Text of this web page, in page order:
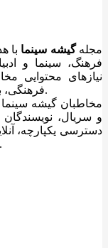
مجلهگیشه سینما با
فرهنگ، سینما و
نیازهای محتوایی
فرهنگی، به پویاتر شدن فضای فرهنگی کشور کمک کند.
مخاطبان گیشه سینما
و سریال،
دسترسی یکپارچه،
هنری از معتبرترین منابع ایران و جهان هستند.